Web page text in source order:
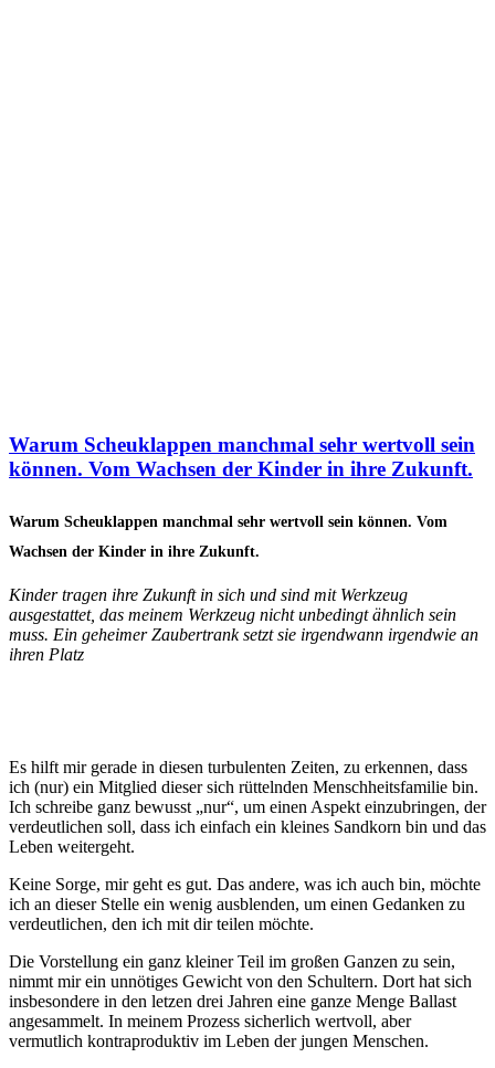
Warum Scheuklappen manchmal sehr wertvoll sein
können. Vom Wachsen der Kinder in ihre Zukunft.
Warum Scheuklappen manchmal sehr wertvoll sein können. Vom
Wachsen der Kinder in ihre Zukunft.
Kinder tragen ihre Zukunft in sich und sind mit Werkzeug
ausgestattet, das meinem Werkzeug nicht unbedingt ähnlich sein
muss. Ein geheimer Zaubertrank setzt sie irgendwann irgendwie an
ihren Platz
Es hilft mir gerade in diesen turbulenten Zeiten, zu erkennen, dass
ich (nur) ein Mitglied dieser sich rüttelnden Menschheitsfamilie bin.
Ich schreibe ganz bewusst „nur“, um einen Aspekt einzubringen, der
verdeutlichen soll, dass ich einfach ein kleines Sandkorn bin und das
Leben weitergeht.
Keine Sorge, mir geht es gut. Das andere, was ich auch bin, möchte
ich an dieser Stelle ein wenig ausblenden, um einen Gedanken zu
verdeutlichen, den ich mit dir teilen möchte.
Die Vorstellung ein ganz kleiner Teil im großen Ganzen zu sein,
nimmt mir ein unnötiges Gewicht von den Schultern. Dort hat sich
insbesondere in den letzen drei Jahren eine ganze Menge Ballast
angesammelt. In meinem Prozess sicherlich wertvoll, aber
vermutlich kontraproduktiv im Leben der jungen Menschen.